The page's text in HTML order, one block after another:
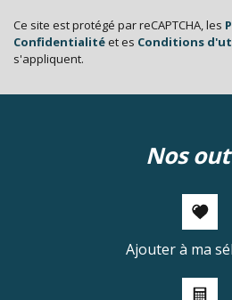
Ce site est protégé par reCAPTCHA, les
Confidentialité et es Conditions
s'appliquent.
nos
Ajouter à ma